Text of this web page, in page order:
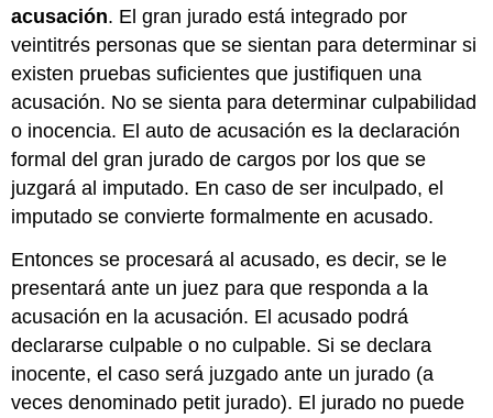
acusación. El gran jurado está integrado por
veintitrés personas que se sientan para determinar si
existen pruebas suficientes que justifiquen una
acusación. No se sienta para determinar culpabilidad
o inocencia. El auto de acusación es la declaración
formal del gran jurado de cargos por los que se
juzgará al imputado. En caso de ser inculpado, el
imputado se convierte formalmente en acusado.
Entonces se procesará al acusado, es decir, se le
presentará ante un juez para que responda a la
acusación en la acusación. El acusado podrá
declararse culpable o no culpable. Si se declara
inocente, el caso será juzgado ante un jurado (a
veces denominado petit jurado). El jurado no puede